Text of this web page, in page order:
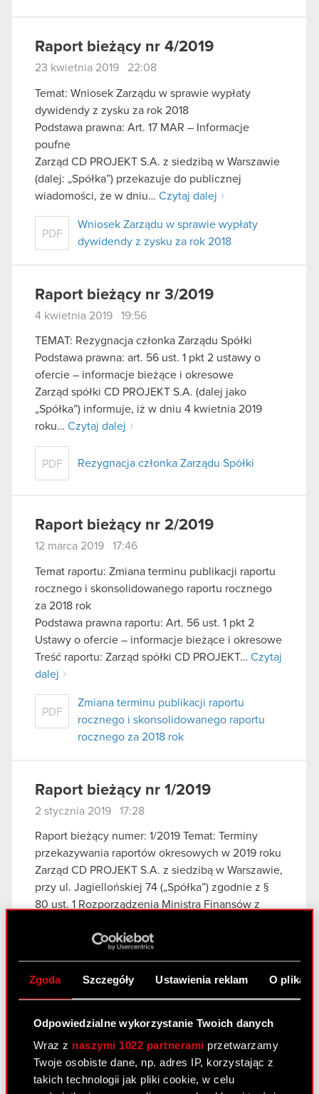
Zgoda Szczegóły Ustawienia reklam O
Odpowiedzialne wykorzystanie Twoich danych
Wraz z naszymi 1022 partnerami przetwarzamy
Twoje osobiste dane, np. adres IP, korzystając z
takich technologii jak pliki cookie, w celu
Raport bieżący nr 4/2019
23 kwietnia 2019 22:08
Temat: Wniosek Zarządu w sprawie wypłaty
dywidendy z zysku za rok 2018
Podstawa prawna: Art. 17 MAR – Informacje
poufne
Zarząd CD PROJEKT S.A. z siedzibą w Warszawie
(dalej: „Spółka”) przekazuje do publicznej
wiadomości, że w dniu… Czytaj dalej
PDF
Wniosek Zarządu w sprawie wypłaty
dywidendy z zysku za rok 2018
Raport bieżący nr 3/2019
4 kwietnia 2019 19:56
TEMAT: Rezygnacja członka Zarządu Spółki
Podstawa prawna: art. 56 ust. 1 pkt 2 ustawy o
ofercie – informacje bieżące i okresowe
Zarząd spółki CD PROJEKT S.A. (dalej jako
„Spółka”) informuje, iż w dniu 4 kwietnia 2019
roku… Czytaj dalej
PDF Rezygnacja członka Zarządu Spółki
Raport bieżący nr 2/2019
12 marca 2019 17:46
Temat raportu: Zmiana terminu publikacji raportu
rocznego i skonsolidowanego raportu rocznego
za 2018 rok
Podstawa prawna raportu: Art. 56 ust. 1 pkt 2
Ustawy o ofercie – informacje bieżące i okresowe
Treść raportu: Zarząd spółki CD PROJEKT… Czytaj
dalej
PDF
Zmiana terminu publikacji raportu
rocznego i skonsolidowanego raportu
rocznego za 2018 rok
Raport bieżący nr 1/2019
2 stycznia 2019 17:28
Raport bieżący numer: 1/2019 Temat: Terminy
przekazywania raportów okresowych w 2019 roku
Zarząd CD PROJEKT S.A. z siedzibą w Warszawie,
przy ul. Jagiellońskiej 74 („Spółka”) zgodnie z §
80 ust. 1 Rozporządzenia Ministra Finansów z
PDF
Terminy przekazywania raportów
Zobacz również:
Centrum wyników